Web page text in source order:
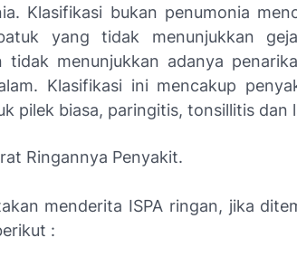
Klasifikasi bukan penumonia
yang tidak menunjukkan
menunjukkan adanya
Klasifikasi ini mencakup
pilek biasa, paringitis, tonsillitis dan
Ringannya Penyakit.
menderita ISPA ringan, jika
: